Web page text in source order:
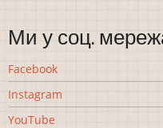
Ми у соц.
Facebook
Instagram
YouTube